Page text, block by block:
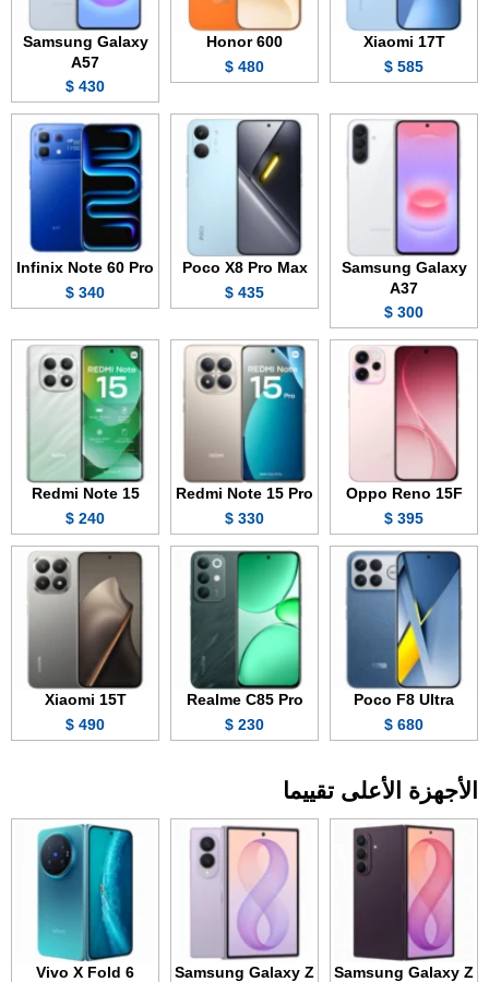
Xiaomi 17T
585 $
Honor 600
480 $
Samsung Galaxy
A57
430 $
Samsung Galaxy
A37
300 $
Poco X8 Pro Max
435 $
Infinix Note 60 Pro
340 $
Oppo Reno 15F
395 $
Redmi Note 15 Pro
330 $
Redmi Note 15
240 $
Poco F8 Ultra
680 $
Realme C85 Pro
230 $
Xiaomi 15T
490 $
الأجهزة الأعلى تقييما
Samsung Galaxy Z
Samsung Galaxy Z
Vivo X Fold 6